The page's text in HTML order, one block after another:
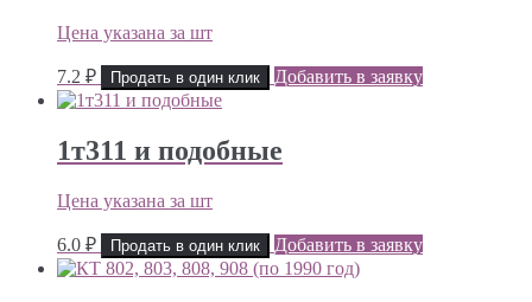
Цена указана за шт
7.2 ₽ Продать в один клик Добавить в заявку
1т311 и подобные
Цена указана за шт
6.0 ₽ Продать в один клик Добавить в заявку